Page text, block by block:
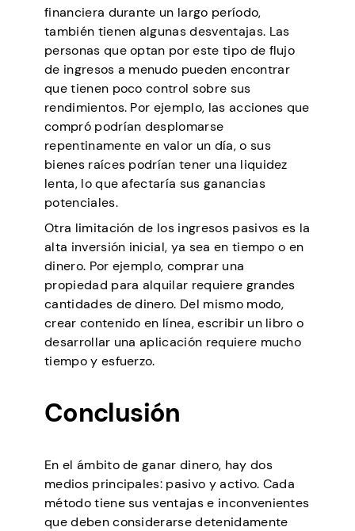
financiera durante un largo período,
también tienen algunas desventajas. Las
personas que optan por este tipo de flujo
de ingresos a menudo pueden encontrar
que tienen poco control sobre sus
rendimientos. Por ejemplo, las acciones que
compró podrían desplomarse
repentinamente en valor un día, o sus
bienes raíces podrían tener una liquidez
lenta, lo que afectaría sus ganancias
potenciales.
Otra limitación de los ingresos pasivos es la
alta inversión inicial, ya sea en tiempo o en
dinero. Por ejemplo, comprar una
propiedad para alquilar requiere grandes
cantidades de dinero. Del mismo modo,
crear contenido en línea, escribir un libro o
desarrollar una aplicación requiere mucho
tiempo y esfuerzo.
Conclusión
En el ámbito de ganar dinero, hay dos
medios principales: pasivo y activo. Cada
método tiene sus ventajas e inconvenientes
que deben considerarse detenidamente